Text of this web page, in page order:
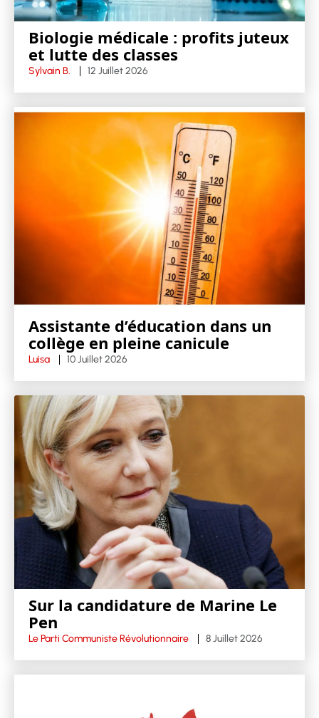
Biologie médicale : profits juteux
et lutte des classes
Sylvain B. 12 Juillet 2026
Assistante d’éducation dans un
collège en pleine canicule
Luisa 10 Juillet 2026
Sur la candidature de Marine Le
Pen
Le Parti Communiste Révolutionnaire 8 Juillet 2026